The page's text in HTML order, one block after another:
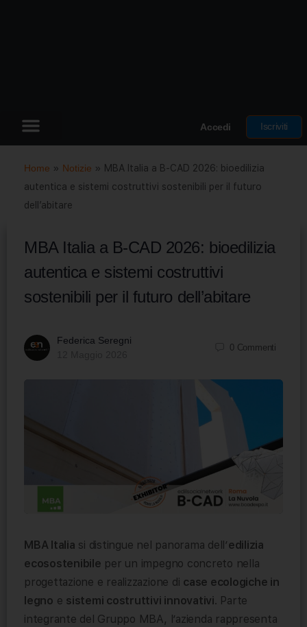
Accedi Iscriviti
Home » Notizie » MBA Italia a B-CAD 2026: bioedilizia
autentica e sistemi costruttivi sostenibili per il futuro
dell’abitare
MBA Italia a B-CAD 2026: bioedilizia
autentica e sistemi costruttivi
sostenibili per il futuro dell’abitare
Federica Seregni
0 Commenti
MBA Italia si distingue nel panorama dell’edilizia
ecosostenibile per un impegno concreto nella
progettazione e realizzazione di case ecologiche in
legno e sistemi costruttivi innovativi. Parte
integrante del Gruppo MBA, l’azienda rappresenta